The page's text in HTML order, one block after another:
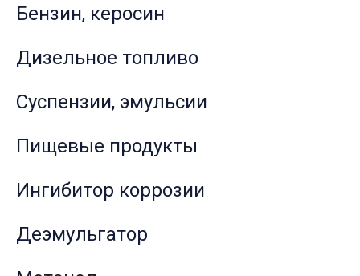
Бензин, керосин
Дизельное топливо
Суспензии, эмульсии
Пищевые продукты
Ингибитор коррозии
Деэмульгатор